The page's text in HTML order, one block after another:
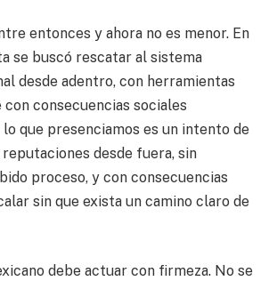
entonces y ahora no es menor. En
se buscó rescatar al sistema
desde adentro, con herramientas
con consecuencias sociales
lo que presenciamos es un intento de
desde fuera, sin
proceso, y con consecuencias
sin que exista un camino claro de
debe actuar con firmeza. No se